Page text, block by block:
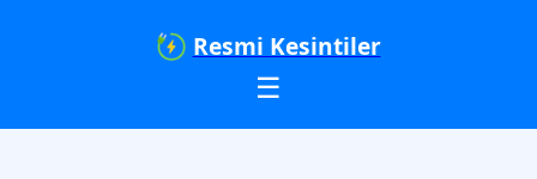
Resmi Kesintiler
☰